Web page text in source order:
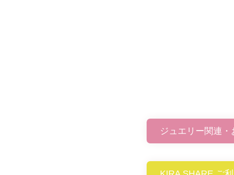
ジュエリー関連・